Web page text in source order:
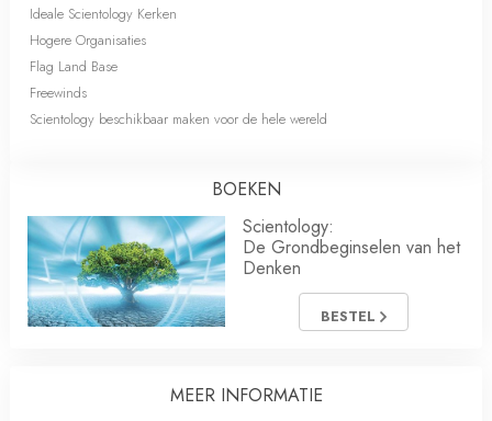
Ideale Scientology Kerken
Hogere Organisaties
Flag Land Base
Freewinds
Scientology beschikbaar maken voor de hele wereld
BOEKEN
Scientology:
De Grondbeginselen van het
Denken
BESTEL
MEER INFORMATIE